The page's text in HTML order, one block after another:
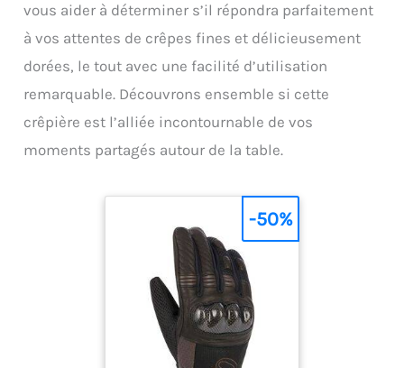
vous aider à déterminer s’il répondra parfaitement
à vos attentes de crêpes fines et délicieusement
dorées, le tout avec une facilité d’utilisation
remarquable. Découvrons ensemble si cette
crêpière est l’alliée incontournable de vos
moments partagés autour de la table.
-50%